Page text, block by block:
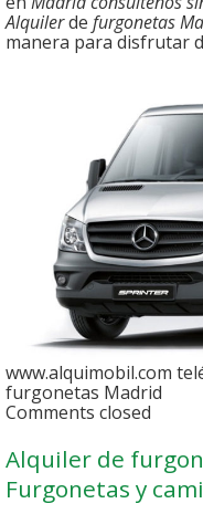
Alquilerde furgonetas
manera para disfrutar
www.alquimobil.com
furgonetas Madrid
Comments closed
Alquiler de
Furgonetas y